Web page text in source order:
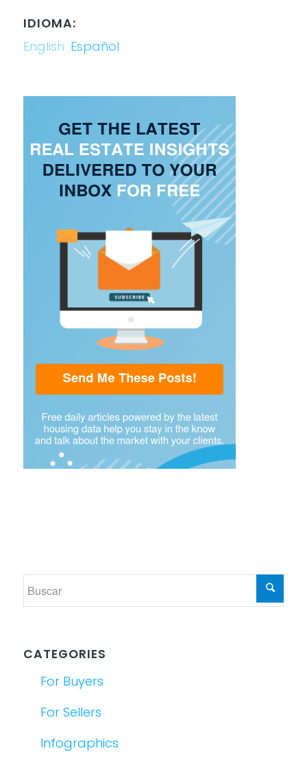
IDIOMA:
English Español
CATEGORIES
For Buyers
For Sellers
Infographics